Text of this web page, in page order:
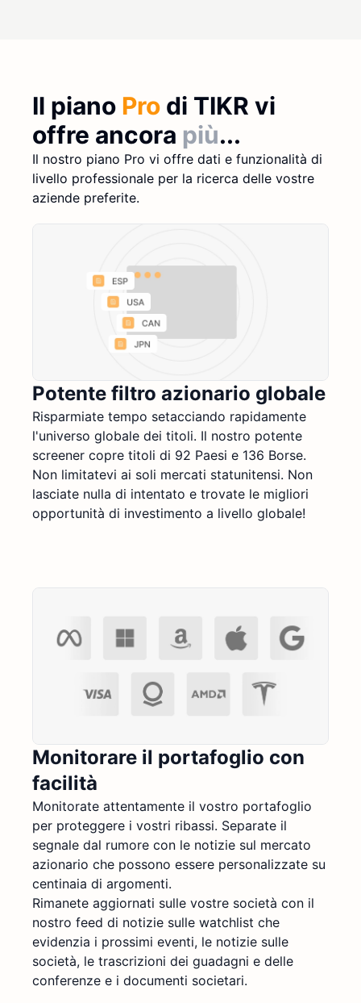
Il piano Pro di TIKR vi
offre ancora più...
Il nostro piano Pro vi offre dati e funzionalità di
livello professionale per la ricerca delle vostre
aziende preferite.
Potente filtro azionario globale
Risparmiate tempo setacciando rapidamente
l'universo globale dei titoli. Il nostro potente
screener copre titoli di 92 Paesi e 136 Borse.
Non limitatevi ai soli mercati statunitensi. Non
lasciate nulla di intentato e trovate le migliori
opportunità di investimento a livello globale!
Monitorare il portafoglio con
facilità
Monitorate attentamente il vostro portafoglio
per proteggere i vostri ribassi. Separate il
segnale dal rumore con le notizie sul mercato
azionario che possono essere personalizzate su
centinaia di argomenti.
Rimanete aggiornati sulle vostre società con il
nostro feed di notizie sulle watchlist che
evidenzia i prossimi eventi, le notizie sulle
società, le trascrizioni dei guadagni e delle
conferenze e i documenti societari.